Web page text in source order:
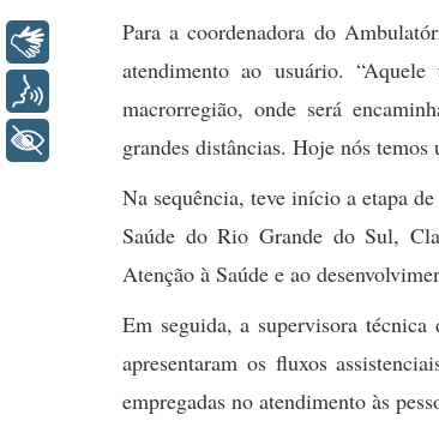
Para a coordenadora do
atendimento ao usuário.
macrorregião, onde será
grandes distâncias. Hoje nós
Na sequência, teve início a etapa
Saúde do Rio Grande do Sul,
Atenção à Saúde e ao
Em seguida, a supervisora
apresentaram os fluxos
empregadas no atendimento às
Libras
+ Acessibilidade